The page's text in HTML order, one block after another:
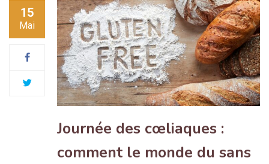
15
Mai
Journée des cœliaques :
comment le monde du sans